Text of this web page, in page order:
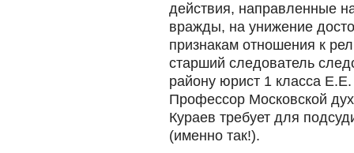
действия, направленные
вражды, на унижение
признакам отношения к
старший следователь
району юрист 1 класса
Профессор Московской
Кураев требует для
(именно так!).